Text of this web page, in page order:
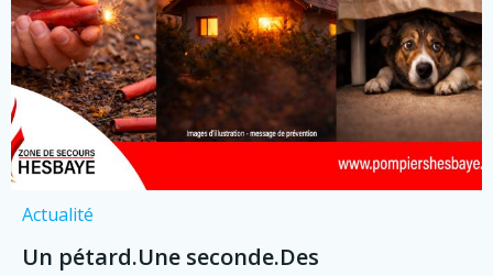
Actualité
Un pétard.Une seconde.Des